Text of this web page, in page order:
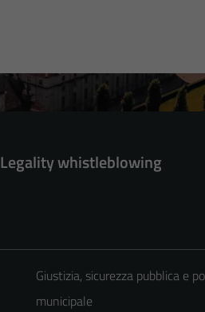
Legality whistleblowing
Giustizia, sicurezza pubblica e
municipale